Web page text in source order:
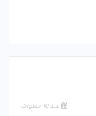
منذ 10 سنوات